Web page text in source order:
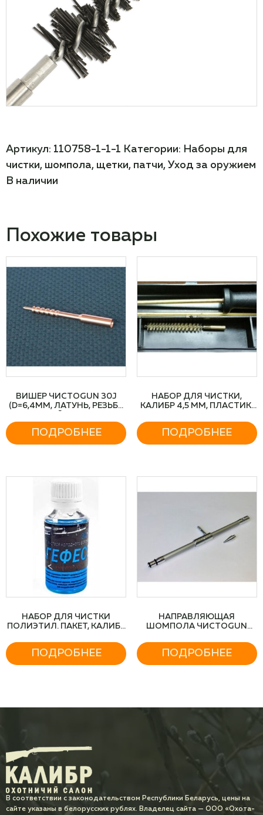
Артикул: 110758-1-1-1 Категории: Наборы для
чистки, шомпола, щетки, патчи, Уход за оружием
В наличии
Похожие товары
ВИШЕР ЧИСТОGUN 30J
(D=6,4ММ, ЛАТУНЬ, РЕЗЬБА
ДЛЯ ШОМПОЛОВ DEWEY
30C)
ПОДРОБНЕЕ
НАБОР ДЛЯ ЧИСТКИ,
КАЛИБР 4,5 ММ, ПЛАСТИК.
ПОДРОБНЕЕ
НАБОР ДЛЯ ЧИСТКИ
ПОЛИЭТИЛ. ПАКЕТ, КАЛИБР
ПОДРОБНЕЕ
НАПРАВЛЯЮЩАЯ
ШОМПОЛА ЧИСТОGUN
ПОДРОБНЕЕ
В соответствии с законодательством Республики Беларусь, цены на
сайте указаны в белорусских рублях. Владелец сайта — ООО «Охота-